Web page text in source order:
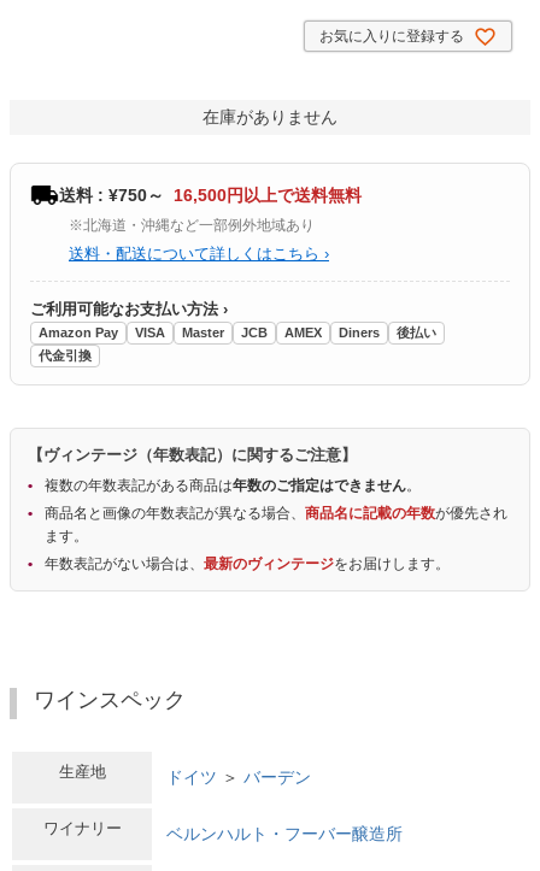
お気に入りに登録する
在庫がありません
送料 : ¥750～ 16,500円以上で送料無料
※北海道・沖縄など一部例外地域あり
送料・配送について詳しくはこちら ›
ご利用可能なお支払い方法 ›
Amazon Pay VISA Master JCB AMEX Diners
後払い
代金引換
【ヴィンテージ（年数表記）に関するご注意】
複数の年数表記がある商品は年数のご指定はできません。
商品名と画像の年数表記が異なる場合、 商品名に記載の年数が優先され
ます。
年数表記がない場合は、 最新のヴィンテージをお届けします。
ワインスペック
生産地 ドイツ ＞ バーデン
ワイナリー ベルンハルト・フーバー醸造所